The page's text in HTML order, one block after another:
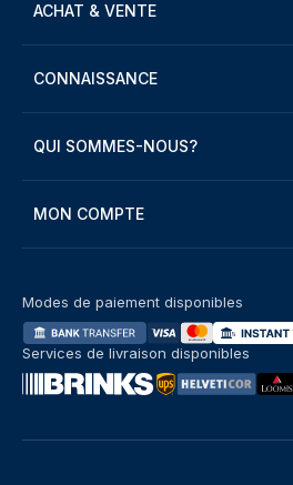
ACHAT & VENTE
CONNAISSANCE
QUI SOMMES-NOUS?
MON COMPTE
Modes de paiement disponibles
Services de livraison disponibles